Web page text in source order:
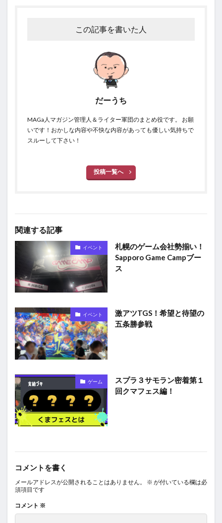
この記事を書いた人
だーうち
MAGa人マガジン管理人＆ライター軍団のまとめ役です。 お願
いです！おかしな内容や不快な内容があっても優しい気持ちで
スルーして下さい！
投稿一覧へ
関連する記事
イベント
札幌のゲーム会社勢揃い！
Sapporo Game Campブー
ス
イベント
激アツTGS！希望と待望の
五条勝参戦
ゲーム
スプラ３サモラン密着第１
回クマフェス編！
コメントを書く
メールアドレスが公開されることはありません。 ※ が付いている欄は必
須項目です
コメント ※